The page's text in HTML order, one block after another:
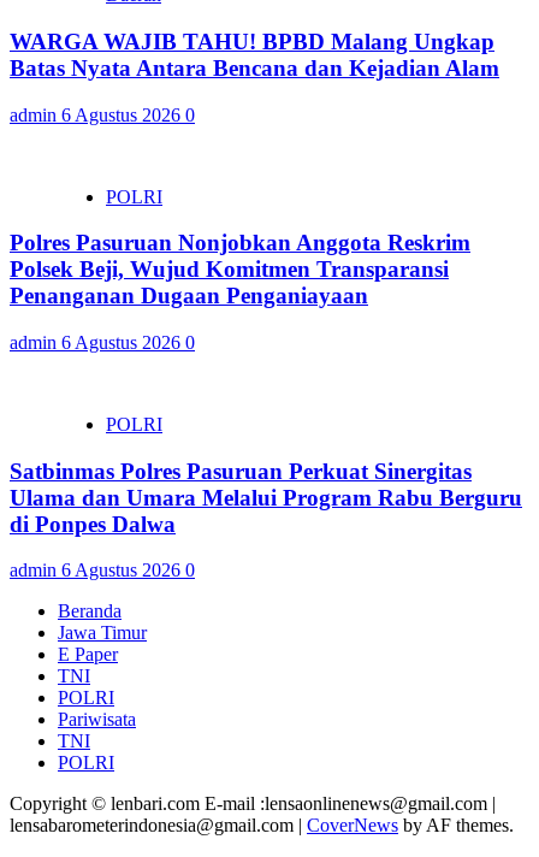
WARGA WAJIB TAHU! BPBD Malang Ungkap
Batas Nyata Antara Bencana dan Kejadian Alam
admin 6 Agustus 2026 0
POLRI
Polres Pasuruan Nonjobkan Anggota Reskrim
Polsek Beji, Wujud Komitmen Transparansi
Penanganan Dugaan Penganiayaan
admin 6 Agustus 2026 0
POLRI
Satbinmas Polres Pasuruan Perkuat Sinergitas
Ulama dan Umara Melalui Program Rabu Berguru
di Ponpes Dalwa
admin 6 Agustus 2026 0
Beranda
Jawa Timur
E Paper
TNI
POLRI
Pariwisata
TNI
POLRI
Copyright © lenbari.com E-mail :lensaonlinenews@gmail.com |
lensabarometerindonesia@gmail.com | CoverNews by AF themes.